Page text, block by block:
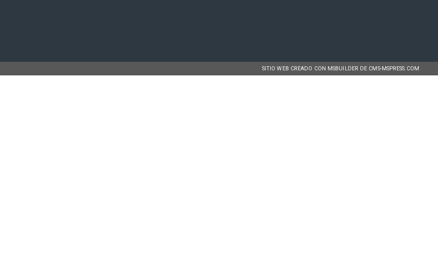
SITIO WEB CREADO CON MSBUILDER DE CMS-MSPRESS.COM